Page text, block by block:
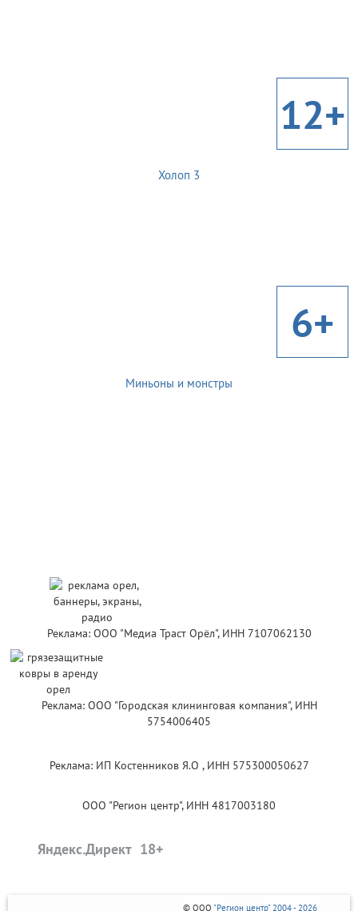
12+
Холоп 3
6+
Миньоны и монстры
Реклама: ООО "Медиа Траст Орёл", ИНН 7107062130
Реклама: ООО "Городская клининговая компания", ИНН
5754006405
Реклама: ИП Костенников Я.О , ИНН 575300050627
ООО "Регион центр", ИНН 4817003180
Яндекс.Директ
© ООО "Регион центр" 2004 - 2026